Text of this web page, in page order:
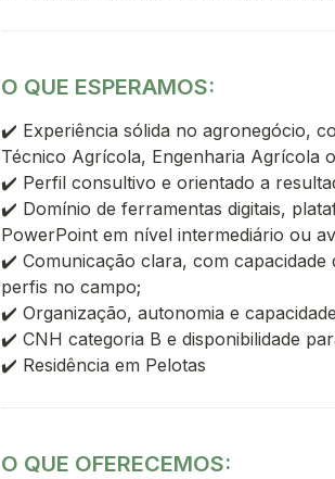
O QUE ESPERAMOS:
✔️ Experiência sólida no agronegócio,
Técnico Agrícola, Engenharia Agrícola
✔️ Perfil consultivo e orientado a
✔️ Domínio de ferramentas digitais,
PowerPoint em nível intermediário ou
✔️ Comunicação clara, com
perfis no campo;
✔️ Organização, autonomia e
✔️ CNH categoria B e disponibilidade
O QUE OFERECEMOS: